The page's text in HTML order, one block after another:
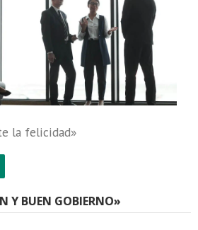
la felicidad»
Y BUEN GOBIERNO»